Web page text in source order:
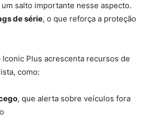
um salto importante nesse aspecto.
de série, o que reforça a proteção
Plus acrescenta recursos de
como:
, que alerta sobre veículos fora